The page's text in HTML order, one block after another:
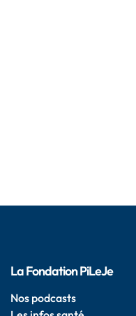
La Fondation PiLeJe
Nos podcasts